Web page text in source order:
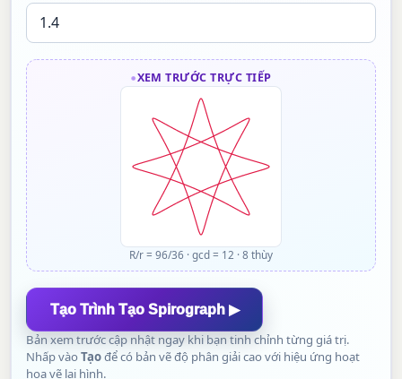
XEM TRƯỚC TRỰC TIẾP
R/r = 96/36 ·gcd = 12 ·8 thùy
Tạo Trình Tạo Spirograph ▶
Bản xem trước cập nhật ngay khi bạn tinh chỉnh từng giá trị.
Nhấp vàoTạođể có bản vẽ độ phân giải cao với hiệu ứng hoạt
họa vẽ lại hình.